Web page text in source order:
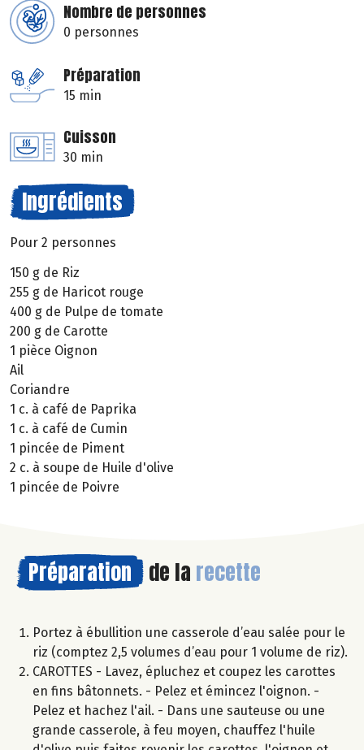
Nombre de personnes
0 personnes
Préparation
15 min
Cuisson
30 min
Ingrédients
Pour 2 personnes
150 g de Riz
255 g de Haricot rouge
400 g de Pulpe de tomate
200 g de Carotte
1 pièce Oignon
Ail
Coriandre
1 c. à café de Paprika
1 c. à café de Cumin
1 pincée de Piment
2 c. à soupe de Huile d'olive
1 pincée de Poivre
Préparation de la recette
Portez à ébullition une casserole d’eau salée pour le
riz (comptez 2,5 volumes d’eau pour 1 volume de riz).
CAROTTES - Lavez, épluchez et coupez les carottes
en fins bâtonnets. - Pelez et émincez l'oignon. -
Pelez et hachez l'ail. - Dans une sauteuse ou une
grande casserole, à feu moyen, chauffez l'huile